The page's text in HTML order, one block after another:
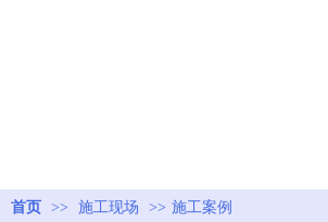
首页 >> 施工现场 >> 施工案例